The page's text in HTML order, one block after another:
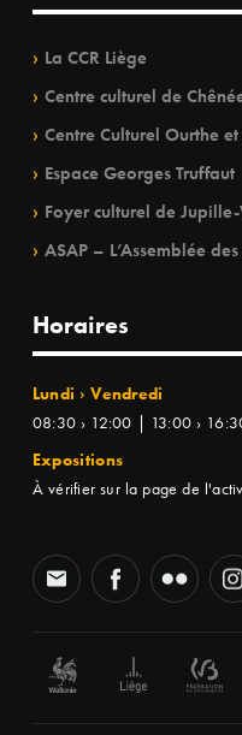
La CCR Liège
Centre culturel de
Centre Culturel Ourthe
Espace Georges Truffaut
Foyer culturel de
ASAP – L’Assemblée
Horaires
Lundi › Vendredi
08:30 › 12:00 | 13:00 ›
Expositions
À vérifier sur la page de